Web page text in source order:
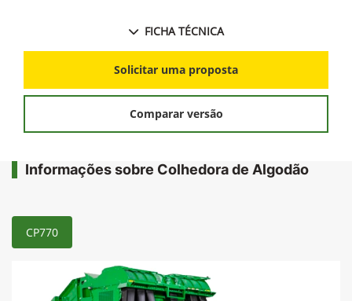
FICHA TÉCNICA
Solicitar uma proposta
Comparar versão
Informações sobre Colhedora de Algodão
CP770